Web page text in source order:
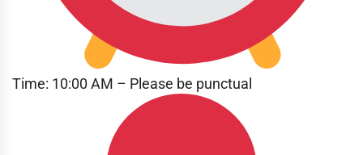
Time: 10:00 AM – Please be punctual